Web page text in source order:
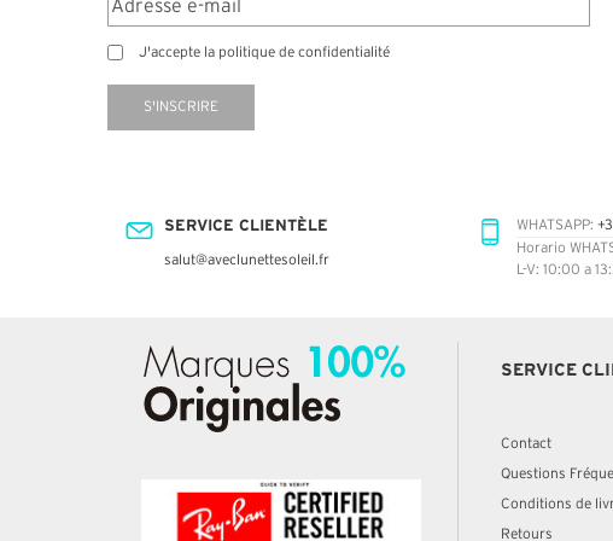
J'accepte la politique de confidentialité
S'INSCRIRE
SERVICE CLIENTÈLE
salut@aveclunettesoleil.fr
WHATSAPP:
Horario
L-V: 10:00 a
SERVICE
Contact
Questions
Conditions de
Retours